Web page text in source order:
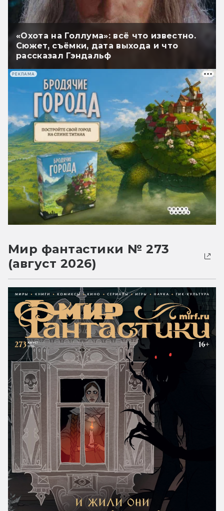
«Охота на Голлума»: всё что известно.
Сюжет, съёмки, дата выхода и что
рассказал Гэндальф
РЕКЛАМА
Мир фантастики № 273
(август 2026)